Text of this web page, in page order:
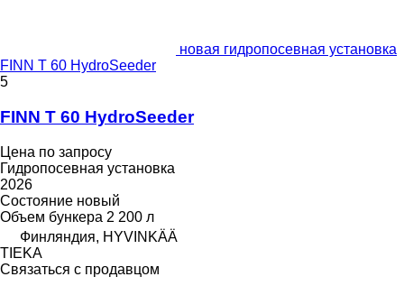
новая гидропосевная установка
FINN T 60 HydroSeeder
5
FINN T 60 HydroSeeder
Цена по запросу
Гидропосевная установка
2026
Состояние новый
Объем бункера 2 200 л
Финляндия, HYVINKÄÄ
TIEKA
Связаться с продавцом